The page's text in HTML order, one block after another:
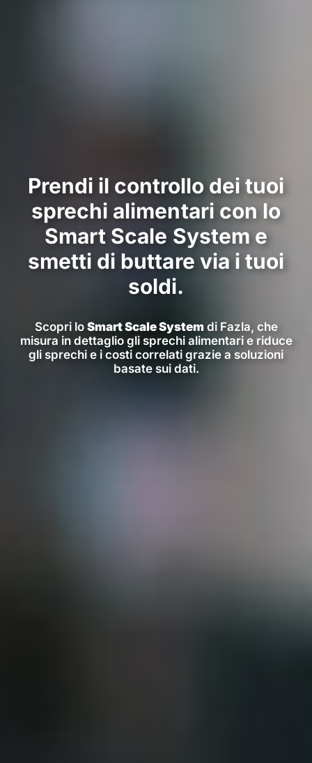
Prendi il controllo dei tuoi
sprechi alimentari con lo
Smart Scale System e
smetti di buttare via i tuoi
soldi.
Scopri lo Smart Scale Systemdi Fazla, che
misura in dettaglio gli sprechi alimentari e riduce
gli sprechi e i costi correlati grazie a soluzioni
basate sui dati.